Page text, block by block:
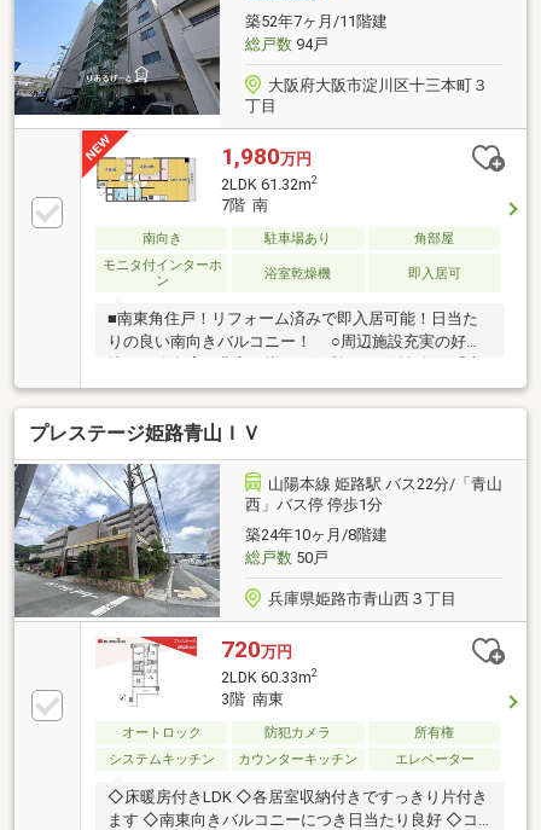
400m・徒歩5分などなどお買い物にも便利な立地で
す。現況空家ですので、いつでもご内覧可能です。お
問い合わせお待ちしております。
築52年7ヶ月/11階建
総戸数94戸
大阪府大阪市淀川区十三本町３
丁目
1,980万円
2LDK 61.32m2
7階 南
南向き 駐車場あり
角部屋
モニタ付インターホ
ン
浴室乾燥機 即入居可
■南東角住戸！リフォーム済みで即入居可能！日当た
りの良い南向きバルコニー！ ○周辺施設充実の好立
三駅」徒歩8分。大阪梅田駅まで1駅3分！
プレステージ姫路青山ＩＶ
山陽本線 姫路駅 バス22分/「青山
西」バス停 停歩1分
築24年10ヶ月/8階建
総戸数50戸
兵庫県姫路市青山西３丁目
720万円
2LDK 60.33m2
3階 南東
オートロック 防犯カメラ
所有権
システムキッチン
カウンターキッチン エレベーター
◇床暖房付きLDK ◇各居室収納付きですっきり片付き
ます ◇南東向きバルコニーにつき日当たり良好 ◇コ